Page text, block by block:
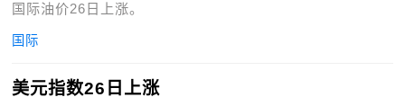
国际油价26日上涨。
国际
美元指数26日上涨